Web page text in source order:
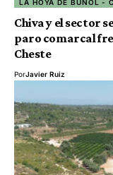
LA HOYA DE BUÑOL -
Chiva y el sector
paro comarcal
Cheste
PorJavier Ruiz